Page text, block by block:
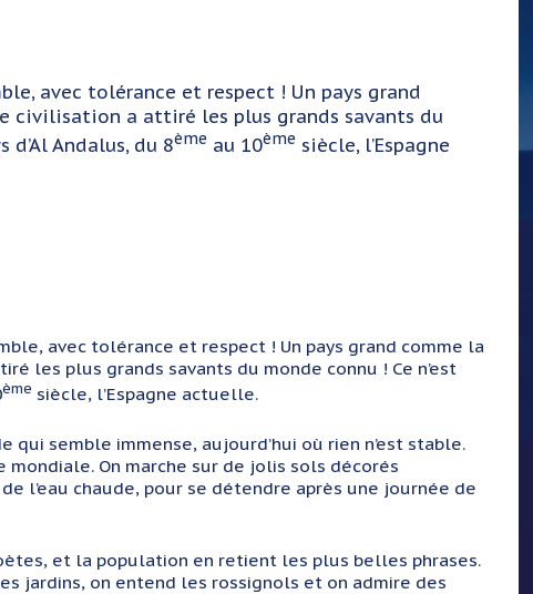
avec tolérance et respect ! Un pays grand
civilisation a attiré les plus grands savants du
d’Al Andalus, du 8ème au 10ème siècle, l’Espagne
avec tolérance et respect ! Un pays grand comme la
les plus grands savants du monde connu ! Ce n’est
ème siècle, l’Espagne actuelle.
semble immense, aujourd’hui où rien n’est stable.
On marche sur de jolis sols décorés
l’eau chaude, pour se détendre après une journée de
et la population en retient les plus belles phrases.
jardins, on entend les rossignols et on admire des